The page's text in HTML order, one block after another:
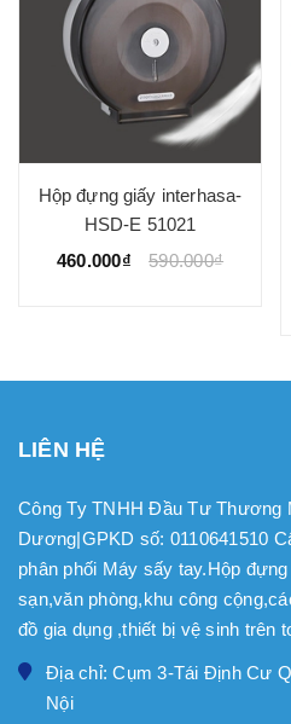
Hộp đựng giấy interhasa-
HSD-E 51021
460.000₫
590.000₫
LIÊN HỆ
Công Ty TNHH Đầu Tư Thương
Dương|GPKD số: 0110641510
phân phối Máy sấy tay.Hộp
sạn,văn phòng,khu công
đồ gia dụng ,thiết bị vệ sinh trên
Địa chỉ: Cụm 3-Tái Định Cư
Nội